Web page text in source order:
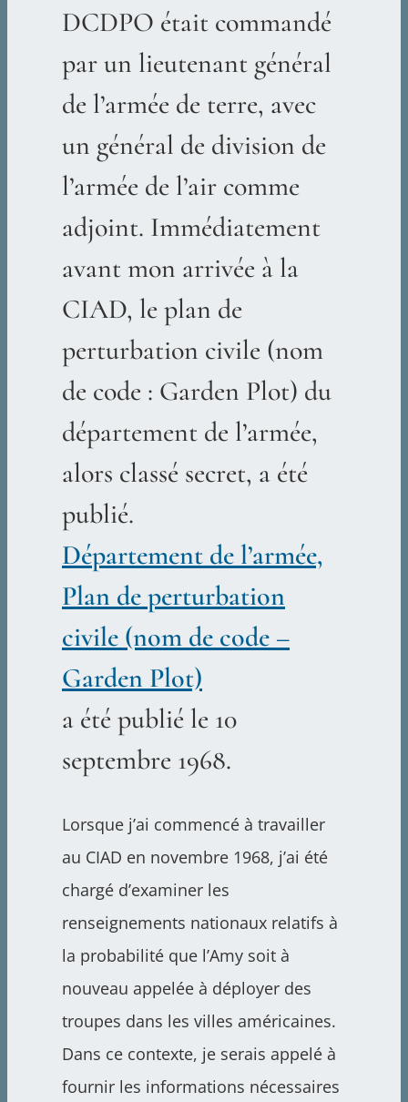
DCDPO était commandé
par un lieutenant général
de l’armée de terre, avec
un général de division de
l’armée de l’air comme
adjoint. Immédiatement
avant mon arrivée à la
CIAD, le plan de
perturbation civile (nom
de code : Garden Plot) du
département de l’armée,
alors classé secret, a été
publié.
Département de l’armée,
Plan de perturbation
civile (nom de code –
Garden Plot)
a été publié le 10
septembre 1968.
Lorsque j’ai commencé à travailler
au CIAD en novembre 1968, j’ai été
chargé d’examiner les
renseignements nationaux relatifs à
la probabilité que l’Amy soit à
nouveau appelée à déployer des
troupes dans les villes américaines.
Dans ce contexte, je serais appelé à
fournir les informations nécessaires